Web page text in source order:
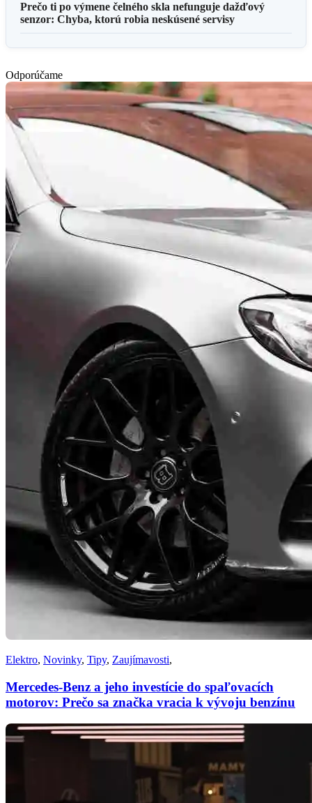
Prečo ti po výmene čelného skla nefunguje dažďový
senzor: Chyba, ktorú robia neskúsené servisy
Odporúčame
Elektro, Novinky, Tipy, Zaujímavosti,
Mercedes-Benz a jeho investície do spaľovacích
motorov: Prečo sa značka vracia k vývoju benzínu